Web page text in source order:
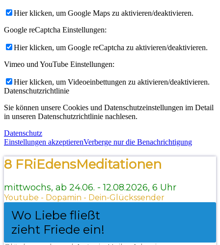
Hier klicken, um Google Maps zu aktivieren/deaktivieren.
Google reCaptcha Einstellungen:
Hier klicken, um Google reCaptcha zu aktivieren/deaktivieren.
Vimeo und YouTube Einstellungen:
Hier klicken, um Videoeinbettungen zu aktivieren/deaktivieren.
Datenschutzrichtlinie
Sie können unsere Cookies und Datenschutzeinstellungen im Detail
in unseren Datenschutzrichtlinie nachlesen.
Datenschutz
Einstellungen akzeptierenVerberge nur die Benachrichtigung
8 FRiEdensMeditationen
mittwochs, ab 24.06. - 12.08.2026, 6 Uhr
Youtube - Dopamin - Dein-Glückssender
Wo Liebe fließt
zieht Friede ein!